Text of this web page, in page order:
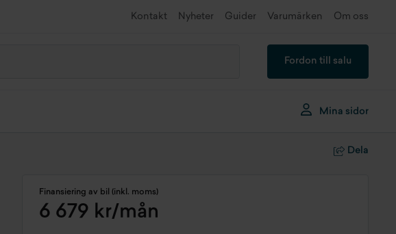
Kontakt Nyheter Guider Varumärken Om oss
Fordon till salu
Mina sidor
Dela
Finansiering av bil (inkl. moms)
6 679 kr/mån